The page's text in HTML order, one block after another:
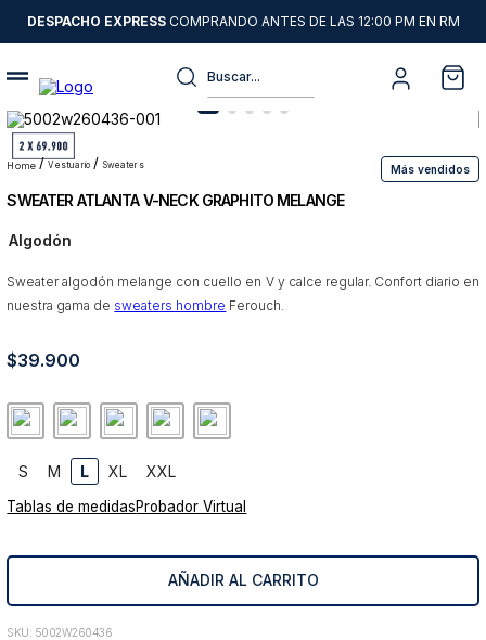
DESPACHO EXPRESSCOMPRANDO ANTES DE LAS 12:00 PM EN RM
Buscar...
vestuario sweaters Más vendidos
SWEATER ATLANTA V-NECK GRAPHITO MELANGE
Algodón
Sweater algodón melange con cuello en V y calce regular. Confort diario en
nuestra gama de sweaters hombre Ferouch.
$39.900
S M L XL XXL
Tablas de medidasProbador Virtual
AÑADIR AL CARRITO
: 5002W260436
Términos más buscados
1.
sweater
2.
chaquetas
3.
camisas
4.
pantalon
6.
chaqueta cuero
8.
blazer
9
poleron
10. abrigo